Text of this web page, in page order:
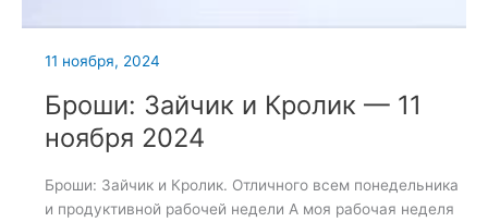
11 ноября, 2024
Броши: Зайчик и Кролик — 11
ноября 2024
Броши: Зайчик и Кролик. Отличного всем понедельника
и продуктивной рабочей недели А моя рабочая неделя